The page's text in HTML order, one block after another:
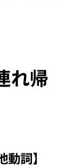
れ帰
詞】